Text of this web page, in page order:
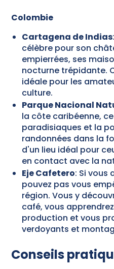
Colombie
Cartagena de Indias
célèbre pour son
empierrées, ses
nocturne trépidante.
idéale pour les
culture.
Parque Nacional
la côte caribéenne,
paradisiaques et la
randonnées dans la
d'un lieu idéal pour
en contact avec la
Eje Cafetero: Si vous
pouvez pas vous
région. Vous y
café, vous
production et vous
verdoyants et
Conseils